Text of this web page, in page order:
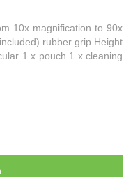
10x magnification to 90x
rubber grip Height
1 x pouch 1 x cleaning